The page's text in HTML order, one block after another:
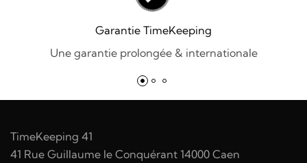
Garantie TimeKeeping
Une garantie prolongée & internationale
TimeKeeping 41
41 Rue Guillaume le Conquérant 14000 Caen